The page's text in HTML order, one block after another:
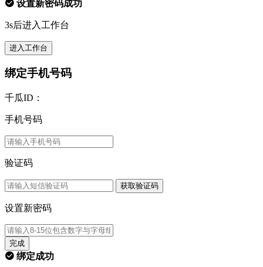
设置新密码成功
3s后进入工作台
进入工作台
绑定手机号码
千瓜ID：
手机号码
验证码
获取验证码
设置新密码
完成
绑定成功